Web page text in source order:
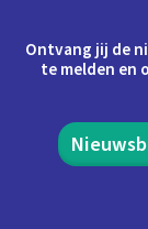
Ontvang jij de
te melden en